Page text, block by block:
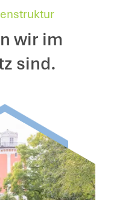
wir im
sind.